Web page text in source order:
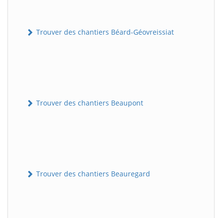
Trouver des chantiers Béard-Géovreissiat
Trouver des chantiers Beaupont
Trouver des chantiers Beauregard